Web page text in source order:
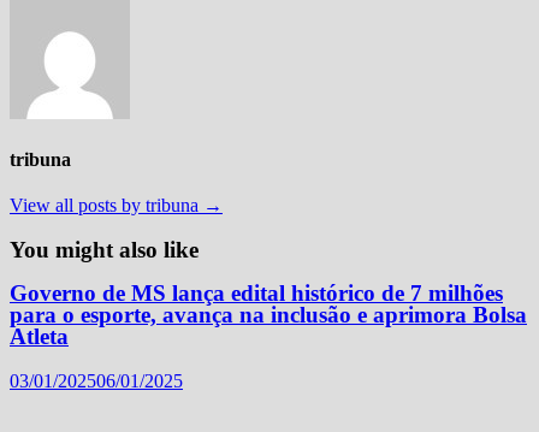
tribuna
View all posts by tribuna →
You might also like
Governo de MS lança edital histórico de 7 milhões
para o esporte, avança na inclusão e aprimora Bolsa
Atleta
03/01/202506/01/2025